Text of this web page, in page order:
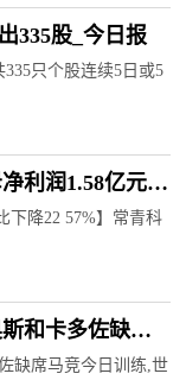
335股_今日报
只个股连续5日或5
利润1.58亿元
下降22 57%】常青科
和卡多佐缺席
缺席马竞今日训练,世